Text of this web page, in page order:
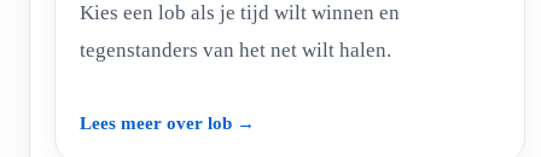
Kies een lob als je tijd wilt winnen en
tegenstanders van het net wilt halen.
Lees meer over lob →